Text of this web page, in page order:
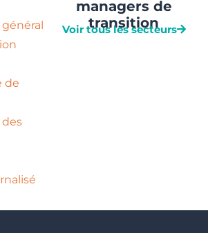
de
managers de
transition
Voir tous les secteurs